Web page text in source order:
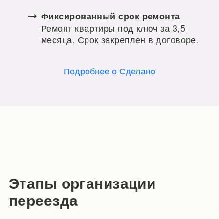
Фиксированный срок ремонта
Ремонт квартиры под ключ за 3,5
месяца. Срок закреплен в договоре.
Подробнее о Сделано
Этапы организации
переезда